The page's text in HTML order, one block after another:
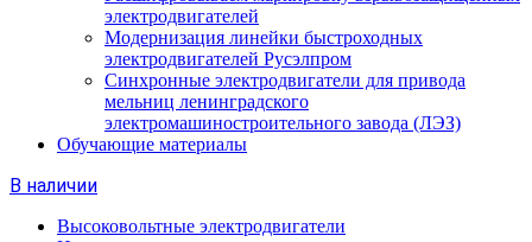
электродвигателей
Модернизация линейки быстроходных
электродвигателей Русэлпром
Синхронные электродвигатели для привода
мельниц ленинградского
электромашиностроительного завода (ЛЭЗ)
Обучающие материалы
В наличии
Высоковольтные электродвигатели